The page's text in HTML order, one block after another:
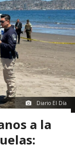
Diario El Día
a la